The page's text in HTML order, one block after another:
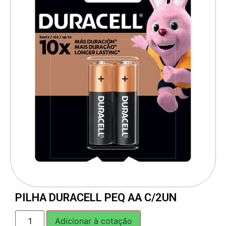
PILHA DURACELL PEQ AA C/2UN
Adicionar à cotação